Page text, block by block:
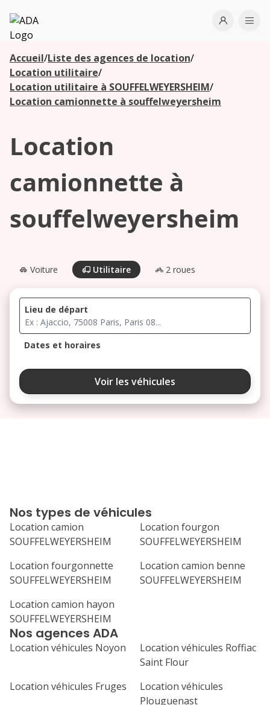
ADA
Open
Accueil/Liste des agences de location/
Location utilitaire/
Location utilitaire à SOUFFELWEYERSHEIM/
Location camionnette à souffelweyersheim
Location
camionnette à
souffelweyersheim
Voiture Utilitaire 2 roues
Lieu de départ
Dates et horaires
août 2026
ma me
24 25 26
31
septembre 2026
lu ma me je
ve
1
7 8
16
21 22 23 24
Voir les véhicules
Nos agences ADA
Location véhicules Noyon
Location véhicules Roffiac
Saint Flour
Location véhicules Fruges
Location véhicules
Plouguenast
Nos types de véhicules
Location camion
SOUFFELWEYERSHEIM
Location fourgon
SOUFFELWEYERSHEIM
Location fourgonnette
SOUFFELWEYERSHEIM
Location camion benne
SOUFFELWEYERSHEIM
Location camion hayon
SOUFFELWEYERSHEIM
Les
agences à
proximité
Commencez
votre
pour voir les
proximité